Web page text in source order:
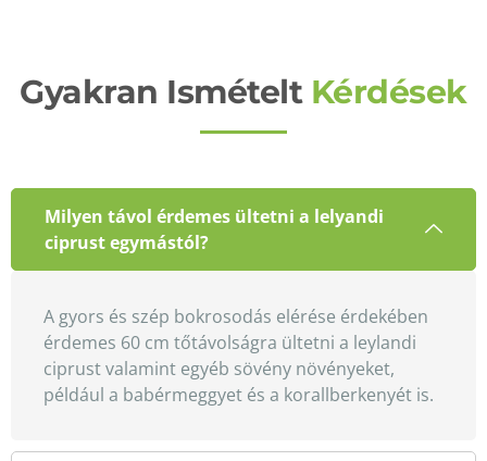
Gyakran Ismételt Kérdések
Milyen távol érdemes ültetni a lelyandi
ciprust egymástól?
A gyors és szép bokrosodás elérése érdekében
érdemes 60 cm tőtávolságra ültetni a leylandi
ciprust valamint egyéb sövény növényeket,
például a babérmeggyet és a korallberkenyét is.